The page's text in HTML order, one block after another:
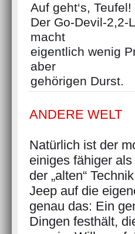
Auf geht‘s, Teufel!
Der Go-Devil-2,2-
macht
eigentlich wenig
aber
gehörigen Durst.
ANDERE WELT
Natürlich ist der
einiges fähiger
der „alten“
Jeep auf die
genau das: Ein
Dingen festhält,